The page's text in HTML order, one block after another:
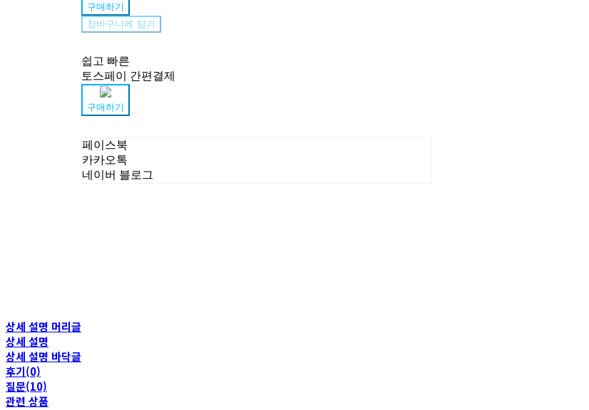
구매하기
장바구니에 담기
쉽고 빠른
토스페이 간편결제
구매하기
페이스북
카카오톡
네이버 블로그
상세 설명 머리글
상세 설명
상세 설명 바닥글
후기(0)
질문(10)
관련 상품